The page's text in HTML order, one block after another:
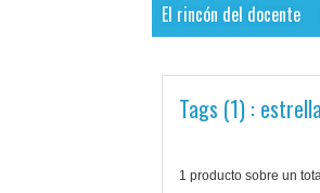
El rincón del docente
Tags (1) :
1 producto sobre un